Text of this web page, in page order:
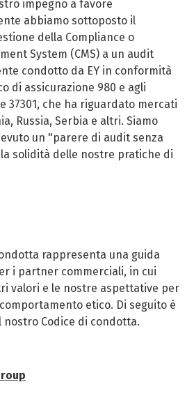
impegno a favore
abbiamo sottoposto il
della Compliance o
System (CMS) a un audit
condotto da EY in conformità
di assicurazione 980 e agli
37301, che ha riguardato mercati
Russia, Serbia e altri. Siamo
un "parere di audit senza
solidità delle nostre pratiche di
rappresenta una guida
i partner commerciali, in cui
valori e le nostre aspettative per
etico. Di seguito è
Codice di condotta.